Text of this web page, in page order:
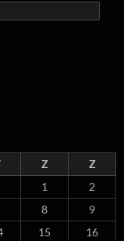
Z
Z
1
2
8
9
15
16